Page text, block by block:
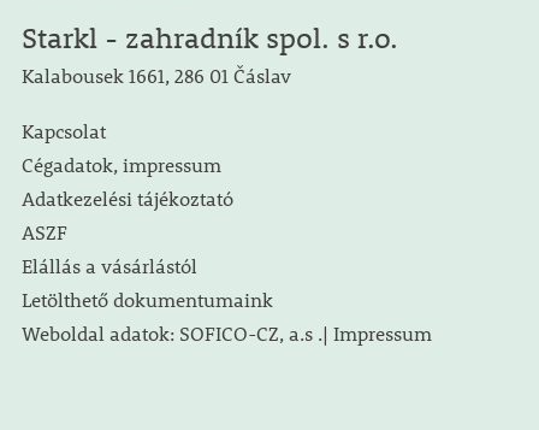
Starkl - zahradník spol. s r.o.
Kalabousek 1661, 286 01 Čáslav
Kapcsolat
Cégadatok, impressum
Adatkezelési tájékoztató
ASZF
Elállás a vásárlástól
Letölthető dokumentumaink
Weboldal adatok: SOFICO-CZ, a.s .| Impressum